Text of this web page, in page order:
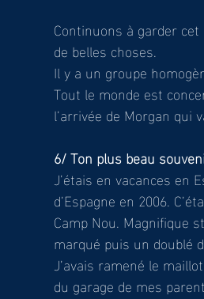
Continuons à garder
de belles choses.
Il y a un groupe
Tout le monde est
l’arrivée de Morgan qui
6/ Ton plus beau
J’étais en vacances en
d’Espagne en 2006.
Camp Nou. Magnifique
marqué puis un doublé
J’avais ramené le
du garage de mes